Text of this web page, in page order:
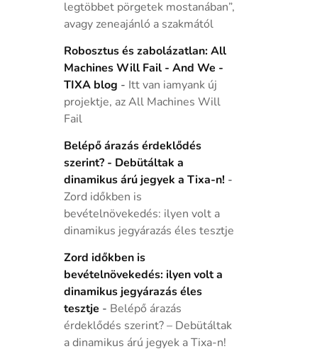
legtöbbet pörgetek mostanában”,
avagy zeneajánló a szakmától
Robosztus és zabolázatlan: All
Machines Will Fail - And We -
TIXA blog - Itt van iamyank új
projektje, az All Machines Will
Fail
Belépő árazás érdeklődés
szerint? - Debütáltak a
dinamikus árú jegyek a Tixa-n! -
Zord időkben is
bevételnövekedés: ilyen volt a
dinamikus jegyárazás éles tesztje
Zord időkben is
bevételnövekedés: ilyen volt a
dinamikus jegyárazás éles
tesztje - Belépő árazás
érdeklődés szerint? – Debütáltak
a dinamikus árú jegyek a Tixa-n!